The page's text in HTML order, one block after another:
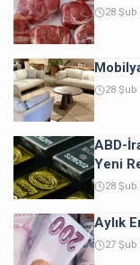
28 Şub
28 Şub
ABD-
Yeni
28 Şub
Aylık
27 Şub